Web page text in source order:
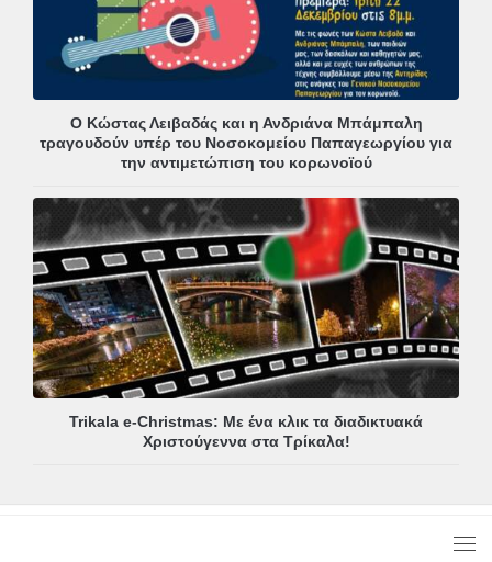
Ο Κώστας Λειβαδάς και η Ανδριάνα Μπάμπαλη
τραγουδούν υπέρ του Νοσοκομείου Παπαγεωργίου για
την αντιμετώπιση του κορωνοϊού
Trikala e-Christmas: Με ένα κλικ τα διαδικτυακά
Χριστούγεννα στα Τρίκαλα!